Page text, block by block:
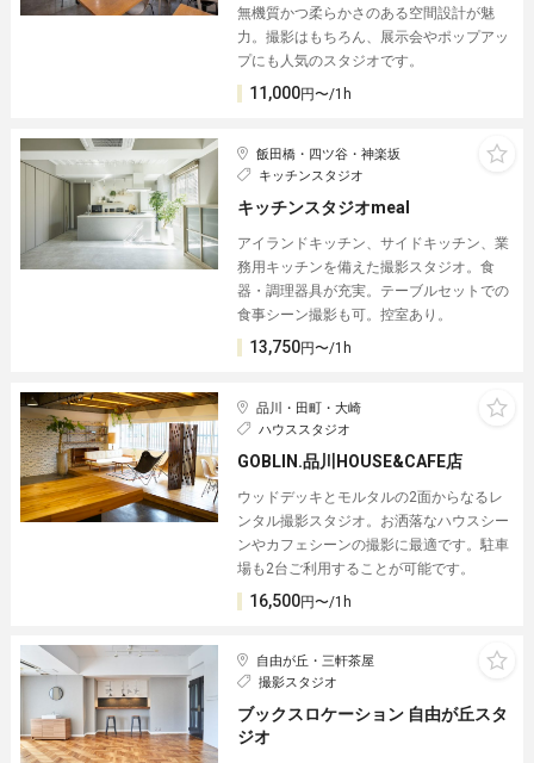
無機質かつ柔らかさのある空間設計が魅
力。撮影はもちろん、展示会やポップアッ
プにも人気のスタジオです。
11,000円〜/1h
飯田橋・四ツ谷・神楽坂
キッチンスタジオ
キッチンスタジオmeal
アイランドキッチン、サイドキッチン、業
務用キッチンを備えた撮影スタジオ。食
器・調理器具が充実。テーブルセットでの
食事シーン撮影も可。控室あり。
13,750円〜/1h
品川・田町・大崎
ハウススタジオ
GOBLIN.品川HOUSE&CAFE店
ウッドデッキとモルタルの2面からなるレ
ンタル撮影スタジオ。お洒落なハウスシー
ンやカフェシーンの撮影に最適です。駐車
場も2台ご利用することが可能です。
16,500円〜/1h
自由が丘・三軒茶屋
撮影スタジオ
ブックスロケーション 自由が丘スタ
ジオ